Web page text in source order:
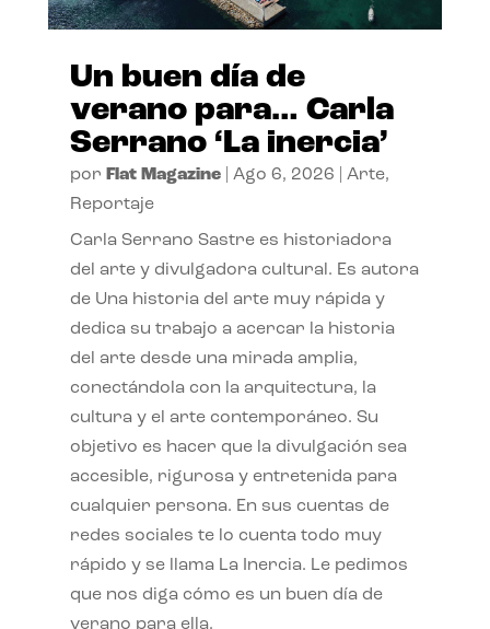
Un buen día de
verano para… Carla
Serrano ‘La inercia’
por Flat Magazine| Ago 6, 2026 Arte,
Reportaje
Carla Serrano Sastre es historiadora
del arte y divulgadora cultural. Es autora
de Una historia del arte muy rápida y
dedica su trabajo a acercar la historia
del arte desde una mirada amplia,
conectándola con la arquitectura, la
cultura y el arte contemporáneo. Su
objetivo es hacer que la divulgación sea
accesible, rigurosa y entretenida para
cualquier persona. En sus cuentas de
redes sociales te lo cuenta todo muy
rápido y se llama La Inercia. Le pedimos
que nos diga cómo es un buen día de
verano para ella.